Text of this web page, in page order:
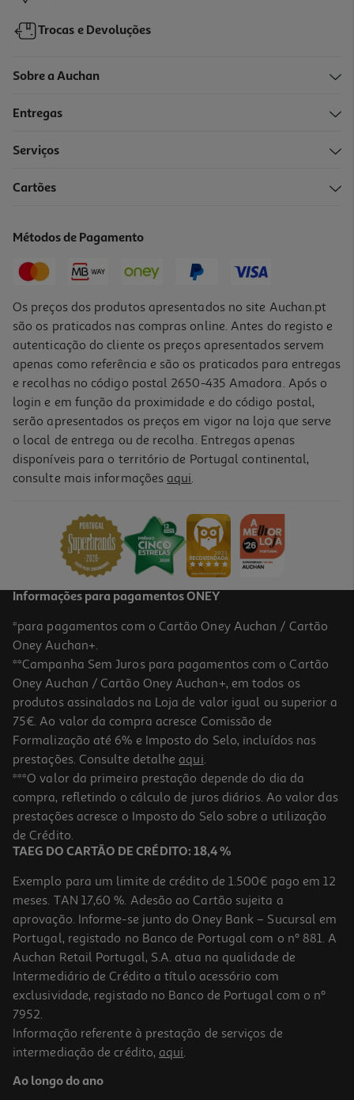
Trocas e Devoluções
Sobre a Auchan
Entregas
Serviços
Cartões
Métodos de Pagamento
Os preços dos produtos apresentados no site Auchan.pt
são os praticados nas compras online. Antes do registo e
autenticação do cliente os preços apresentados servem
apenas como referência e são os praticados para entregas
e recolhas no código postal 2650-435 Amadora. Após o
login e em função da proximidade e do código postal,
serão apresentados os preços em vigor na loja que serve
o local de entrega ou de recolha. Entregas apenas
disponíveis para o território de Portugal continental,
consulte mais informações aqui.
Informações para pagamentos ONEY
*para pagamentos com o Cartão Oney Auchan / Cartão
Oney Auchan+.
**Campanha Sem Juros para pagamentos com o Cartão
Oney Auchan / Cartão Oney Auchan+, em todos os
produtos assinalados na Loja de valor igual ou superior a
75€. Ao valor da compra acresce Comissão de
Formalização até 6% e Imposto do Selo, incluídos nas
prestações. Consulte detalhe aqui.
***O valor da primeira prestação depende do dia da
compra, refletindo o cálculo de juros diários. Ao valor das
prestações acresce o Imposto do Selo sobre a utilização
de Crédito.
TAEG DO CARTÃO DE CRÉDITO: 18,4 %
Exemplo para um limite de crédito de 1.500€ pago em 12
meses. TAN 17,60 %. Adesão ao Cartão sujeita a
aprovação. Informe-se junto do Oney Bank – Sucursal em
Portugal, registado no Banco de Portugal com o nº 881. A
Auchan Retail Portugal, S.A. atua na qualidade de
Intermediário de Crédito a título acessório com
exclusividade, registado no Banco de Portugal com o nº
7952.
Informação referente à prestação de serviços de
intermediação de crédito, aqui.
Ao longo do ano